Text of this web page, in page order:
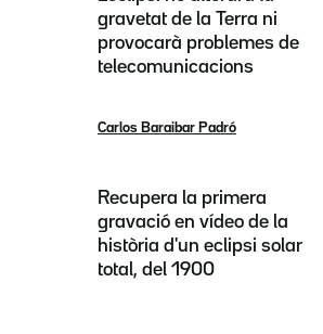
gravetat de la Terra ni
provocarà problemes de
telecomunicacions
Carlos Baraibar Padró
Recupera la primera
gravació en vídeo de la
història d'un eclipsi solar
total, del 1900